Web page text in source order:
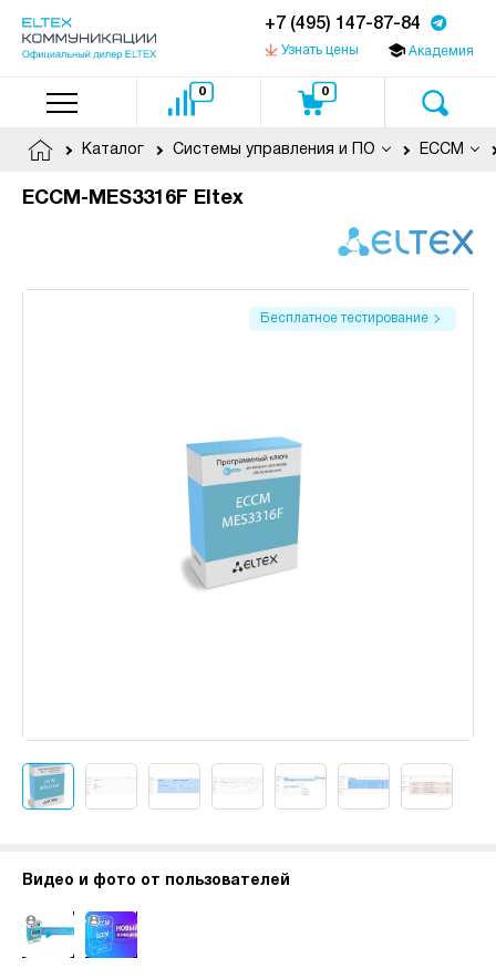
+7 (495) 147-87-84
Узнать цены Академия
0 0
Каталог Системы управления и ПО ECCM
ECCM-MES3316F Eltex
Бесплатное тестирование
Видео и фото от пользователей